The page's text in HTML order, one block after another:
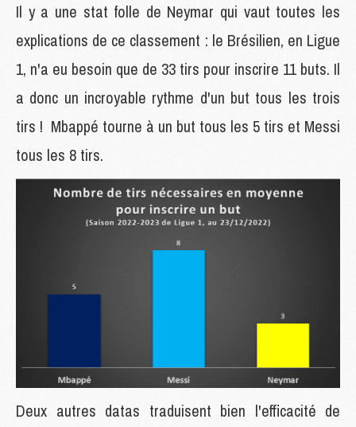
Il y a une stat folle de Neymar qui vaut toutes les
explications de ce classement : le Brésilien, en Ligue
1, n'a eu besoin que de 33 tirs pour inscrire 11 buts. Il
a donc un incroyable rythme d'un but tous les trois
tirs ! Mbappé tourne à un but tous les 5 tirs et Messi
tous les 8 tirs.
Deux autres datas traduisent bien l'efficacité de